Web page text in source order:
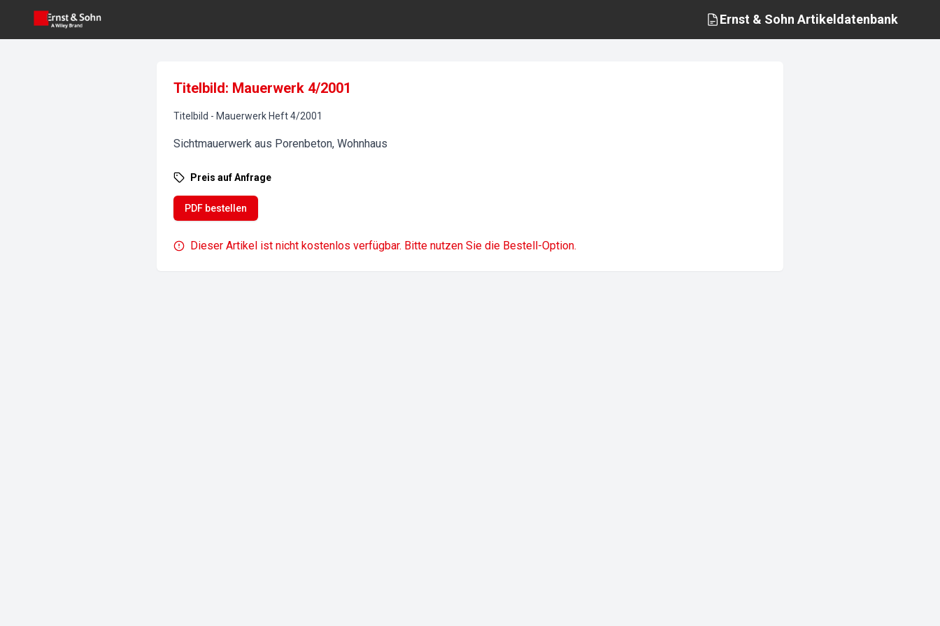
Ernst & Sohn Artikeldatenbank
Titelbild: Mauerwerk 4/2001
Titelbild - Mauerwerk Heft4/2001
Sichtmauerwerk aus Porenbeton, Wohnhaus
Preis auf Anfrage
PDF bestellen
Dieser Artikel ist nicht kostenlos verfügbar. Bitte nutzen Sie die Bestell-Option.